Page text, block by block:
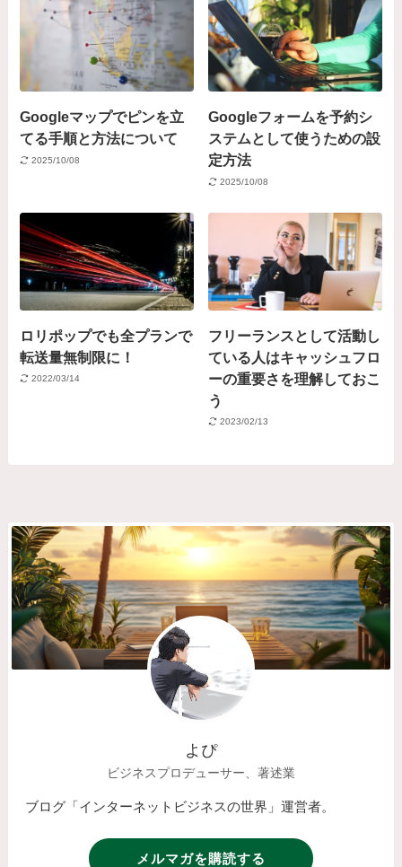
Googleマップでピンを立
てる手順と方法について
2025/10/08
Googleフォームを予約シ
ステムとして使うための設
定方法
2025/10/08
ロリポップでも全プランで
転送量無制限に！
2022/03/14
フリーランスとして活動し
ている人はキャッシュフロ
ーの重要さを理解しておこ
う
2023/02/13
よぴ
ビジネスプロデューサー、著述業
ブログ「インターネットビジネスの世界」運営者。
メルマガを購読する